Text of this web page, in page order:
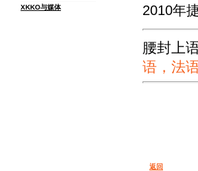
XKKO与媒体
2010年
腰封上
语，法
返回